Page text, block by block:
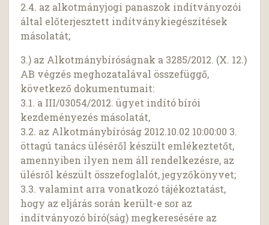
2.4. az alkotmányjogi panaszok indítványozói
által előterjesztett indítványkiegészítések
másolatát;
3.) az Alkotmánybíróságnak a 3285/2012. (X. 12.)
AB végzés meghozatalával összefüggő,
következő dokumentumait:
3.1. a III/03054/2012. ügyet indító bírói
kezdeményezés másolatát,
3.2. az Alkotmánybíróság 2012.10.02 10:00:00 3.
öttagú tanács üléséről készült emlékeztetőt,
amennyiben ilyen nem áll rendelkezésre, az
ülésről készült összefoglalót, jegyzőkönyvet;
3.3. valamint arra vonatkozó tájékoztatást,
hogy az eljárás során került-e sor az
indítványozó bíró(ság) megkeresésére az